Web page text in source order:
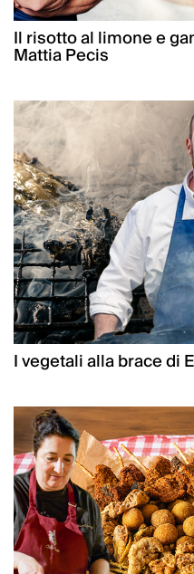
Il risotto al limone e
Mattia Pecis
I vegetali alla brace di